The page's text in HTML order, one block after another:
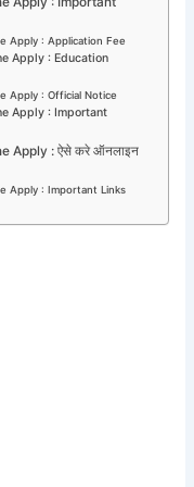
Apply : Application Fee
Apply : Education
Apply : Official Notice
Apply : Important
Apply : ऐसे करे ऑनलाइन
Apply : Important Links